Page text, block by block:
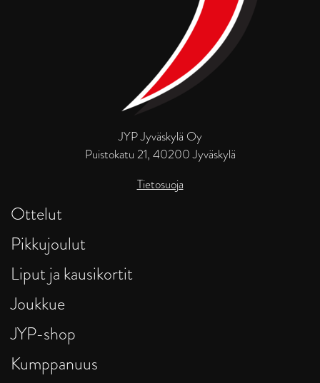
JYP Jyväskylä Oy
Puistokatu 21, 40200 Jyväskylä
Tietosuoja
Ottelut
Pikkujoulut
Liput ja kausikortit
Joukkue
JYP-shop
Kumppanuus